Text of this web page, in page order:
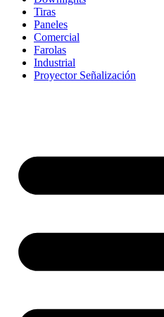
Tiras
Paneles
Comercial
Farolas
Industrial
Proyector Señalización